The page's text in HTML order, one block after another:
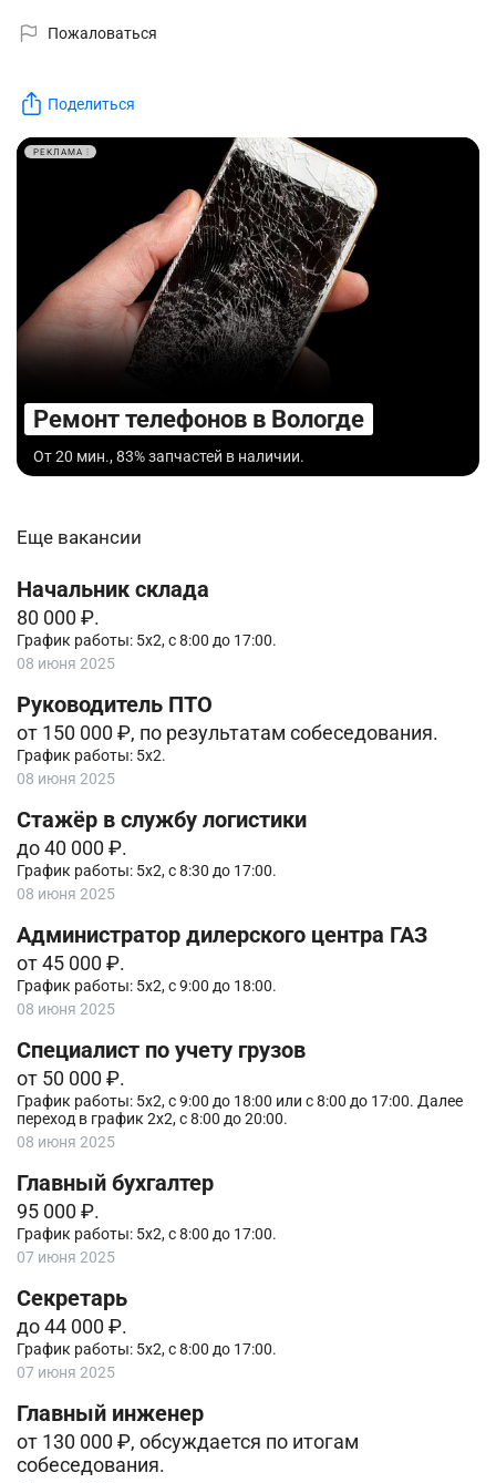
Пожаловаться
Поделиться
РЕКЛАМА
Ремонт телефонов в Вологде
От 20 мин., 83% запчастей в наличии.
Еще вакансии
Начальник склада
80 000 ₽.
График работы: 5х2, с 8:00 до 17:00.
08 июня 2025
Руководитель ПТО
от 150 000 ₽, по результатам собеседования.
График работы: 5х2.
08 июня 2025
Стажёр в службу логистики
до 40 000 ₽.
График работы: 5х2, с 8:30 до 17:00.
08 июня 2025
Администратор дилерского центра ГАЗ
от 45 000 ₽.
График работы: 5х2, с 9:00 до 18:00.
08 июня 2025
Специалист по учету грузов
от 50 000 ₽.
График работы: 5х2, с 9:00 до 18:00 или с 8:00 до 17:00. Далее
переход в график 2х2, с 8:00 до 20:00.
08 июня 2025
Главный бухгалтер
95 000 ₽.
График работы: 5х2, с 8:00 до 17:00.
07 июня 2025
Секретарь
до 44 000 ₽.
График работы: 5х2, с 8:00 до 17:00.
07 июня 2025
Главный инженер
от 130 000 ₽, обсуждается по итогам
собеседования.